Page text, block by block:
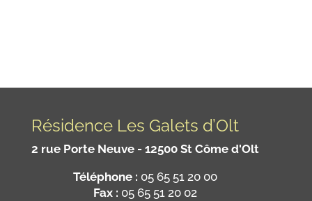
Résidence Les Galets d’Olt
2 rue Porte Neuve - 12500 St Côme d'Olt
Téléphone : 05 65 51 20 00
Fax : 05 65 51 20 02